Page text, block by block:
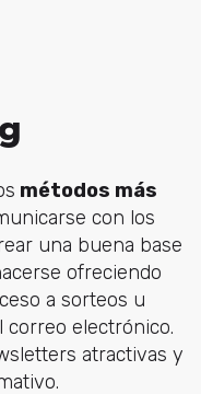
métodos más
con los
una buena base
ofreciendo
a sorteos u
correo electrónico.
atractivas y